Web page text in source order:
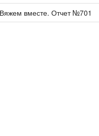
вместе. Отчет №701